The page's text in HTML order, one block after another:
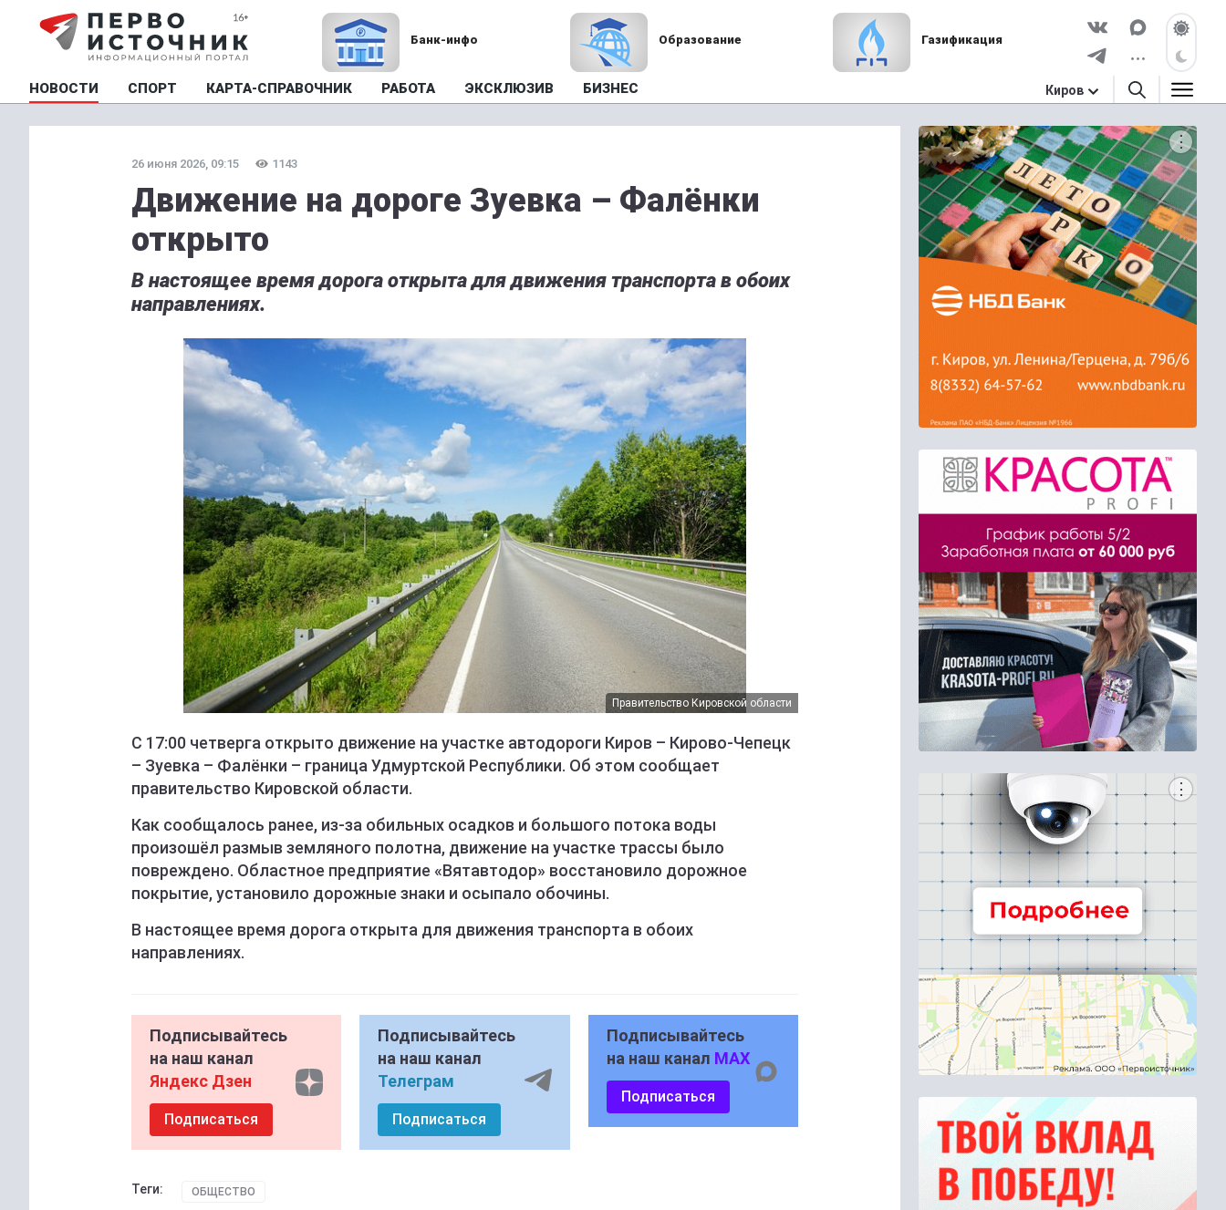
Банк-инфо Образование Газификация
НОВОСТИ СПОРТ КАРТА-СПРАВОЧНИК РАБОТА ЭКСКЛЮЗИВ БИЗНЕС Киров
26 июня 2026, 09:15 1143
Движение на дороге Зуевка – Фалёнки
открыто
В настоящее время дорога открыта для движения транспорта в обоих
направлениях.
Правительство Кировской области
С 17:00 четверга открыто движение на участке автодороги Киров – Кирово-Чепецк
– Зуевка – Фалёнки – граница Удмуртской Республики. Об этом сообщает
правительство Кировской области.
Как сообщалось ранее, из-за обильных осадков и большого потока воды
произошёл размыв земляного полотна, движение на участке трассы было
повреждено. Областное предприятие «Вятавтодор» восстановило дорожное
покрытие, установило дорожные знаки и осыпало обочины.
В настоящее время дорога открыта для движения транспорта в обоих
направлениях.
Подписывайтесь
на наш канал
Яндекс Дзен
Подписаться
Подписывайтесь
на наш канал
Телеграм
Подписаться
Подписывайтесь
на наш канал MAX
Подписаться
Теги: ОБЩЕСТВО